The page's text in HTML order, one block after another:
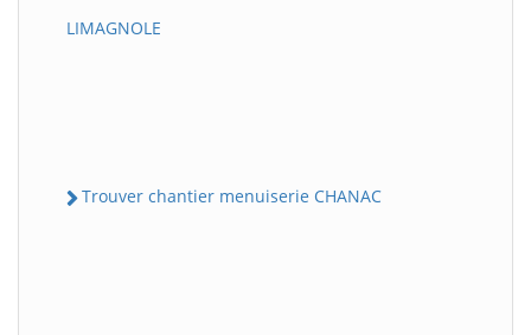
LIMAGNOLE
Trouver chantier menuiserie CHANAC